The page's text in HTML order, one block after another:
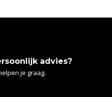
advies?
je graag.